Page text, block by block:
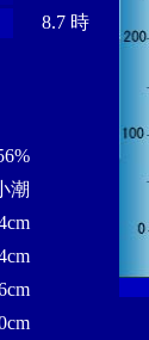
8.7 時
潮